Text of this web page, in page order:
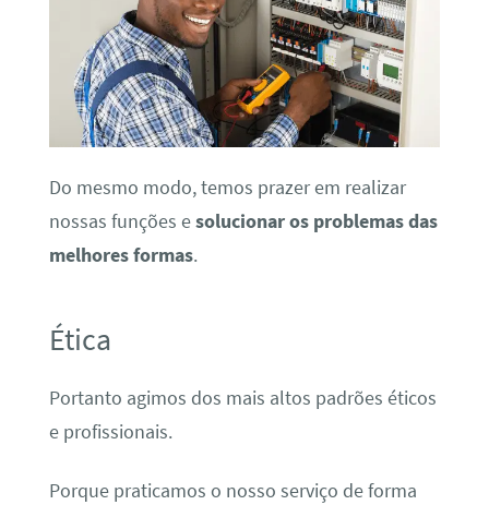
Do mesmo modo, temos prazer em realizar
nossas funções esolucionar os problemas das
melhores formas.
Ética
Portanto agimos dos mais altos padrões éticos
e profissionais.
Porque praticamos o nosso serviço de forma